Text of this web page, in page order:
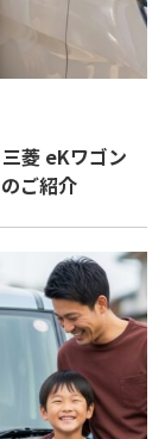
菱 eKワゴン
ご紹介